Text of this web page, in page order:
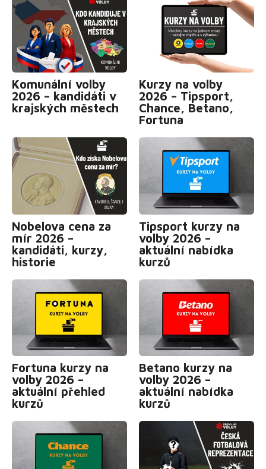
Komunální volby
2026 – kandidáti v
krajských městech
Kurzy na volby
2026 – Tipsport,
Chance, Betano,
Fortuna
Nobelova cena za
mír 2026 –
kandidáti, kurzy,
historie
Tipsport kurzy na
volby 2026 –
aktuální nabídka
kurzů
Fortuna kurzy na
volby 2026 –
aktuální přehled
kurzů
Betano kurzy na
volby 2026 –
aktuální nabídka
kurzů